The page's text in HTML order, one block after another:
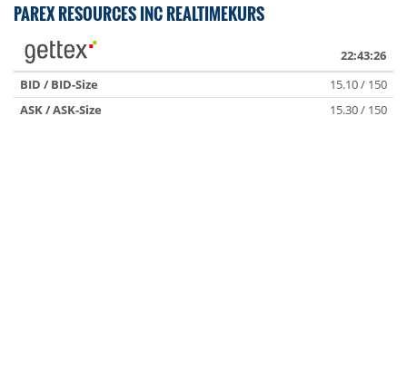
PAREX RESOURCES INC REALTIMEKURS
22:43:26
BID / BID-Size
15.10 / 150
ASK / ASK-Size
15.30 / 150